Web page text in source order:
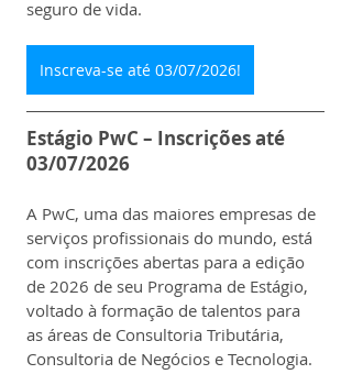
seguro de vida.
Inscreva-se até 03/07/2026!
Estágio PwC – Inscrições até
03/07/2026
A PwC, uma das maiores empresas de
serviços profissionais do mundo, está
com inscrições abertas para a edição
de 2026 de seu Programa de Estágio,
voltado à formação de talentos para
as áreas de Consultoria Tributária,
Consultoria de Negócios e Tecnologia.